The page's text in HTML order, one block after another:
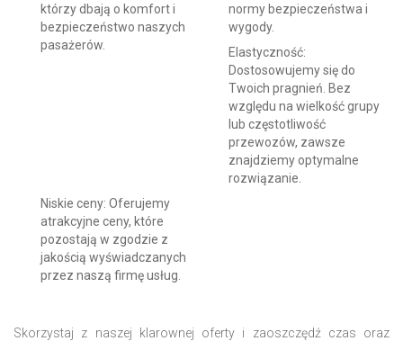
którzy dbają o komfort i
bezpieczeństwo naszych
pasażerów.
normy bezpieczeństwa i
wygody.
Elastyczność:
Dostosowujemy się do
Twoich pragnień. Bez
względu na wielkość grupy
lub częstotliwość
przewozów, zawsze
znajdziemy optymalne
rozwiązanie.
Niskie ceny: Oferujemy
atrakcyjne ceny, które
pozostają w zgodzie z
jakością wyświadczanych
przez naszą firmę usług.
Skorzystaj z naszej klarownej oferty i zaoszczędź czas oraz